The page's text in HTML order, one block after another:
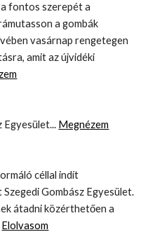
fontos szerepét a
a gombák
vasárnap rengetegen
amit az újvidéki
Egyesület... Megnézem
céllal indít
Gombász Egyesület.
átadni közérthetően a
Elolvasom